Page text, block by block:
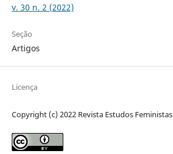
v. 30 n. 2 (2022)
Seção
Artigos
Licença
Copyright (c) 2022 Revista Estudos Feministas